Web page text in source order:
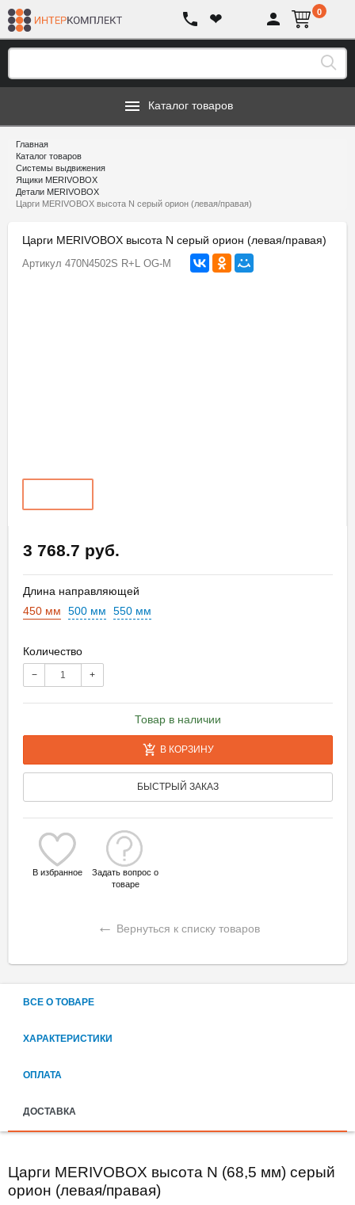
❤ 0
Каталог товаров
Главная
Каталог товаров
Системы выдвижения
Ящики MERIVOBOX
Детали MERIVOBOX
Царги MERIVOBOX высота N серый орион (левая/правая)
Царги MERIVOBOX высота N серый орион (левая/правая)
Артикул 470N4502S R+L OG-M
3 768.7 руб.
Длина направляющей
450 мм
500 мм 550 мм
Количество
− +
Товар в наличии
В КОРЗИНУ
БЫСТРЫЙ ЗАКАЗ
В избранное
Задать вопрос о
товаре
← Вернуться к списку товаров
ВСЕ О ТОВАРЕ
ХАРАКТЕРИСТИКИ
ОПЛАТА
ДОСТАВКА
Царги MERIVOBOX высота N (68,5 мм) серый
орион (левая/правая)